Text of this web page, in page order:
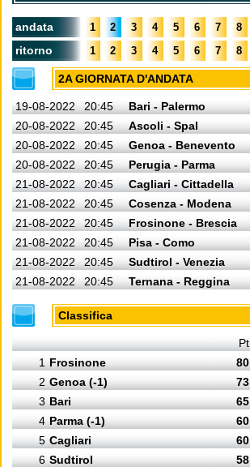
andata 1 2 3 4 5 6 7 8
ritorno 1 2 3 4 5 6 7 8
2A GIORNATA D'ANDATA
19-08-2022 20:45
Bari - Palermo
20-08-2022
20:45
Ascoli - Spal
20-08-2022
20:45
Genoa - Benevento
20-08-2022
20:45
Perugia - Parma
21-08-2022
20:45
Cagliari - Cittadella
21-08-2022
20:45
Cosenza - Modena
21-08-2022
20:45
Frosinone - Brescia
21-08-2022
20:45
Pisa - Como
21-08-2022
20:45
Sudtirol - Venezia
21-08-2022
20:45 Ternana - Reggina
Classifica
Pt
1 Frosinone 80
2 Genoa (-1) 73
3 Bari 65
4 Parma (-1) 60
5 Cagliari 60
6 Sudtirol 58